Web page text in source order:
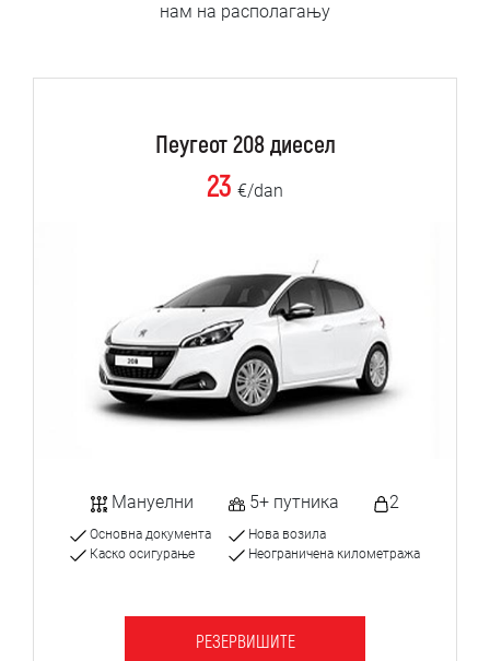
нам на располагању
Пеугеот 208 диесел
23 €/dan
Мануелни 5+ путника 2
Основна документа
Каско осигурање
Нова возила
Неограничена километража
РЕЗЕРВИШИТЕ